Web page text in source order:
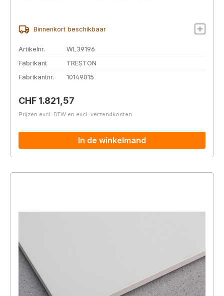
Binnenkort beschikbaar
Artikelnr.
WL39196
Fabrikant
TRESTON
Fabrikantnr.
10149015
Normale prijs:
CHF 1.821,57
Prijzen excl. BTW en excl. verzendkosten
In de winkelmand